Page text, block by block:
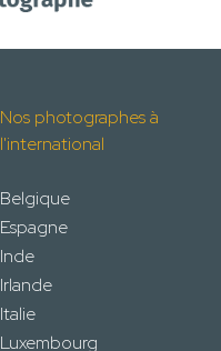
Nos photographes à
l'international
Belgique
Espagne
Inde
Irlande
Italie
Luxembourg